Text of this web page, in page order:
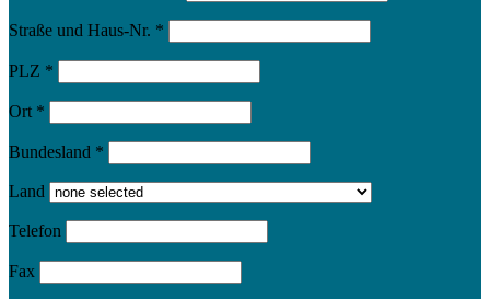
Straße und Haus-Nr. *
PLZ *
Ort *
Bundesland *
Land
Telefon
Fax